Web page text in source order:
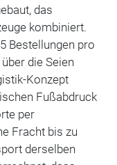
das
kombiniert.
Bestellungen pro
die Seien
Konzept
Fußabdruck
per
Fracht bis zu
derselben